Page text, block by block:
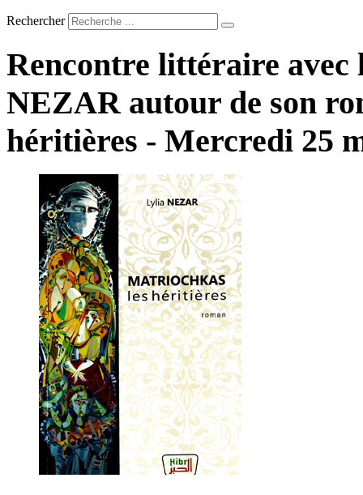
Rechercher
Rencontre littéraire avec
NEZAR autour de son
héritières - Mercredi 25